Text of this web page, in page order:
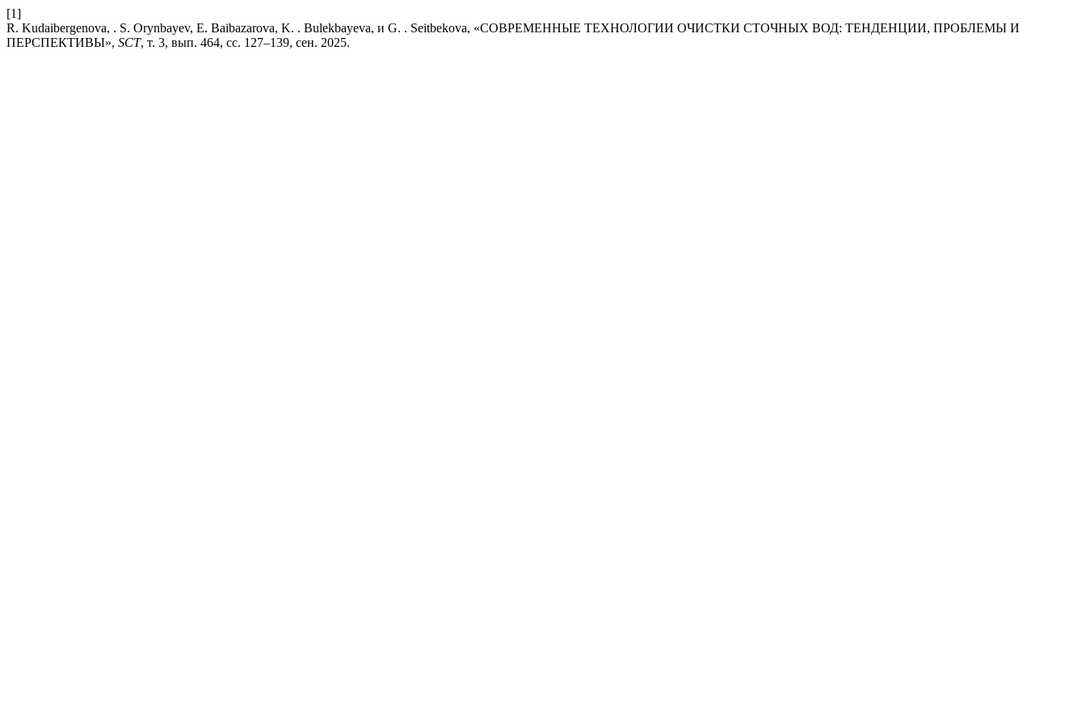
[1]
R. Kudaibergenova, . S. Orynbayev, E. Baibazarova, K. . Bulekbayeva, и G. . Seitbekova, «СОВРЕМЕННЫЕ ТЕХНОЛОГИИ ОЧИСТКИ СТОЧНЫХ ВОД: ТЕНДЕНЦИИ, ПРОБЛЕМЫ И
ПЕРСПЕКТИВЫ», SCT, т. 3, вып. 464, сс. 127–139, сен. 2025.